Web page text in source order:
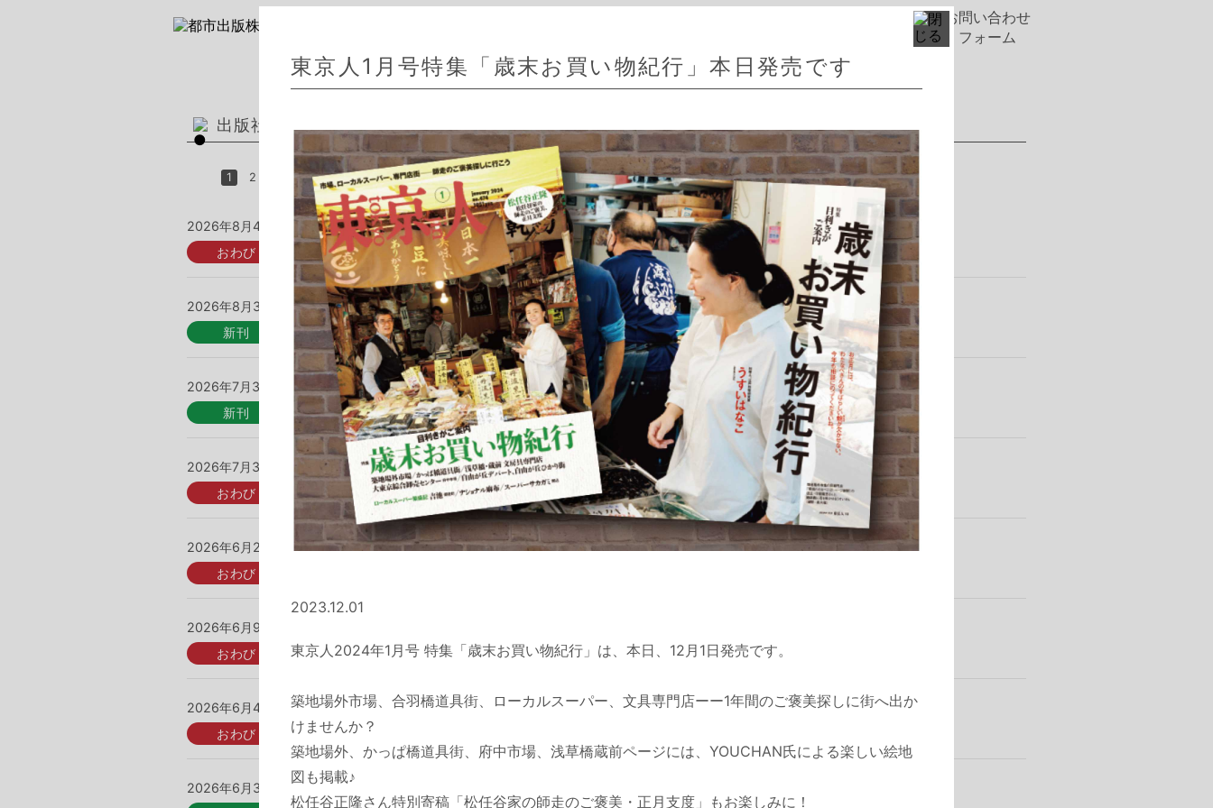
採用情報
お問い合わせ
フォーム
出版社からのお知らせ
... ▶
2026年8月4日 ■お詫びと訂正 2026年9月号
2026年8月3日 東京人2026年月9号 特集「平成建築 ロマンと野心の時代」本日発売！
2026年7月3日 東京人2026年8月号 特集「誕生60年 ウルトラマンと東京」本日発売です！
2026年7月3日 ■お詫びと訂正 2026年8月号
2026年6月25日 ■お詫びと訂正 2026年7月号
2026年6月9日
2026年6月4日 ■誤りと訂正 2026年7月号
2026年6月3日 東京人2026年7月号 特集「勝手に世界遺産！」本日発売です！
東京人1月号特集「歳末お買い物紀行」本日発売です
2023.12.01
東京人2024年1月号 特集「歳末お買い物紀行」は、本日、12月1日発売です。
築地場外市場、合羽橋道具街、ローカルスーパー、文具専門店ーー1年間のご褒美探しに街へ出か
けませんか？
築地場外、かっぱ橋道具街、府中市場、浅草橋蔵前ページには、YOUCHAN氏による楽しい絵地
図も掲載♪
松任谷正隆さん特別寄稿「松任谷家の師走のご褒美・正月支度」もお楽しみに！